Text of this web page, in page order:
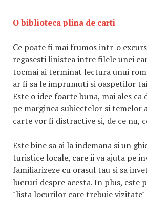
O biblioteca plina de carti
Ce poate fi mai frumos intr-o
regasesti linistea intre filele unei
tocmai ai terminat lectura unui
ar fi sa le imprumuti si oaspetilor
Este o idee foarte buna, mai ales
pe marginea subiectelor si temelor
carte vor fi distractive si, de ce nu,
Este bine sa ai la indemana si un
turistice locale, care ii va ajuta pe
familiarizeze cu orasul tau si sa
lucruri despre acesta. In plus, este
"lista locurilor care trebuie vizitate"